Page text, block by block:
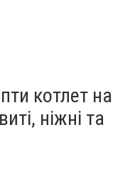
та Дмитром
котлет на
ніжні та